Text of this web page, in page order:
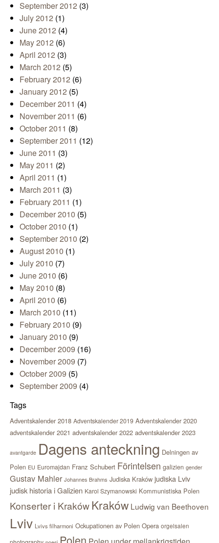
September 2012 (3)
July 2012 (1)
June 2012 (4)
May 2012 (6)
April 2012 (3)
March 2012 (5)
February 2012 (6)
January 2012 (5)
December 2011 (4)
November 2011 (6)
October 2011 (8)
September 2011 (12)
June 2011 (3)
May 2011 (2)
April 2011 (1)
March 2011 (3)
February 2011 (1)
December 2010 (5)
October 2010 (1)
September 2010 (2)
August 2010 (1)
July 2010 (7)
June 2010 (6)
May 2010 (8)
April 2010 (6)
March 2010 (11)
February 2010 (9)
January 2010 (9)
December 2009 (16)
November 2009 (7)
October 2009 (5)
September 2009 (4)
Tags
Adventskalender 2018 Adventskalender 2019 Adventskalender 2020
adventskalender 2021 adventskalender 2022 adventskalender 2023
avantgarde Dagens anteckning Delningen av
Polen EU Euromajdan Franz Schubert Förintelsen galizien gender
Gustav Mahler Johannes Brahms Judiska Kraków judiska Lviv
judisk historia i Galizien Karol Szymanowski Kommunistiska Polen
Konserter i KrakówKraków Ludwig van Beethoven
Lviv Lvivs filharmoni Ockupationen av Polen Opera orgelsalen
Polen